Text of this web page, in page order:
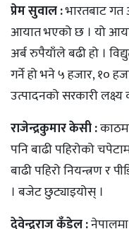
प्रेम सुवाल :भारतबाट गत
आयात भएको छ । यो
अर्ब रुपैयाँले बढी हो ।
गर्ने हो भने ५ हजार, १०
उत्पादनको सरकारी
राजेन्द्रकुमार केसी :
पनि बाढी पहिरोको
बाढी पहिरो नियन्त्रण र
। बजेट छुट्याइयोस् ।